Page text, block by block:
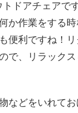
ドアチェアです
か作業をする
便利ですね！
で、リラック
などをいれて